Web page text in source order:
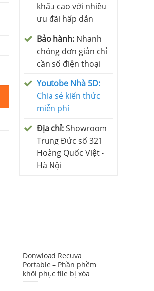
khấu cao với nhiều
ưu đãi hấp dẫn
Bảo hành: Nhanh
chóng đơn giản chỉ
cần số điện thoại
Youtobe Nhà 5D:
Chia sẻ kiến thức
miễn phí
Địa chỉ:Showroom
Trung Đức số 321
Hoàng Quốc Việt -
Hà Nội
Donwload Recuva
Portable – Phần phềm
khôi phục file bị xóa